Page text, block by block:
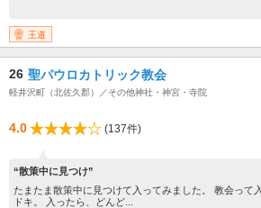
王道
26 聖パウロカトリック教会
軽井沢町（北佐久郡）／その他神社・神宮・寺院
4.0 (137件)
“散策中に見つけ”
たまたま散策中に見つけて入ってみました。 教会って
ドキ。 入ったら、どんど...